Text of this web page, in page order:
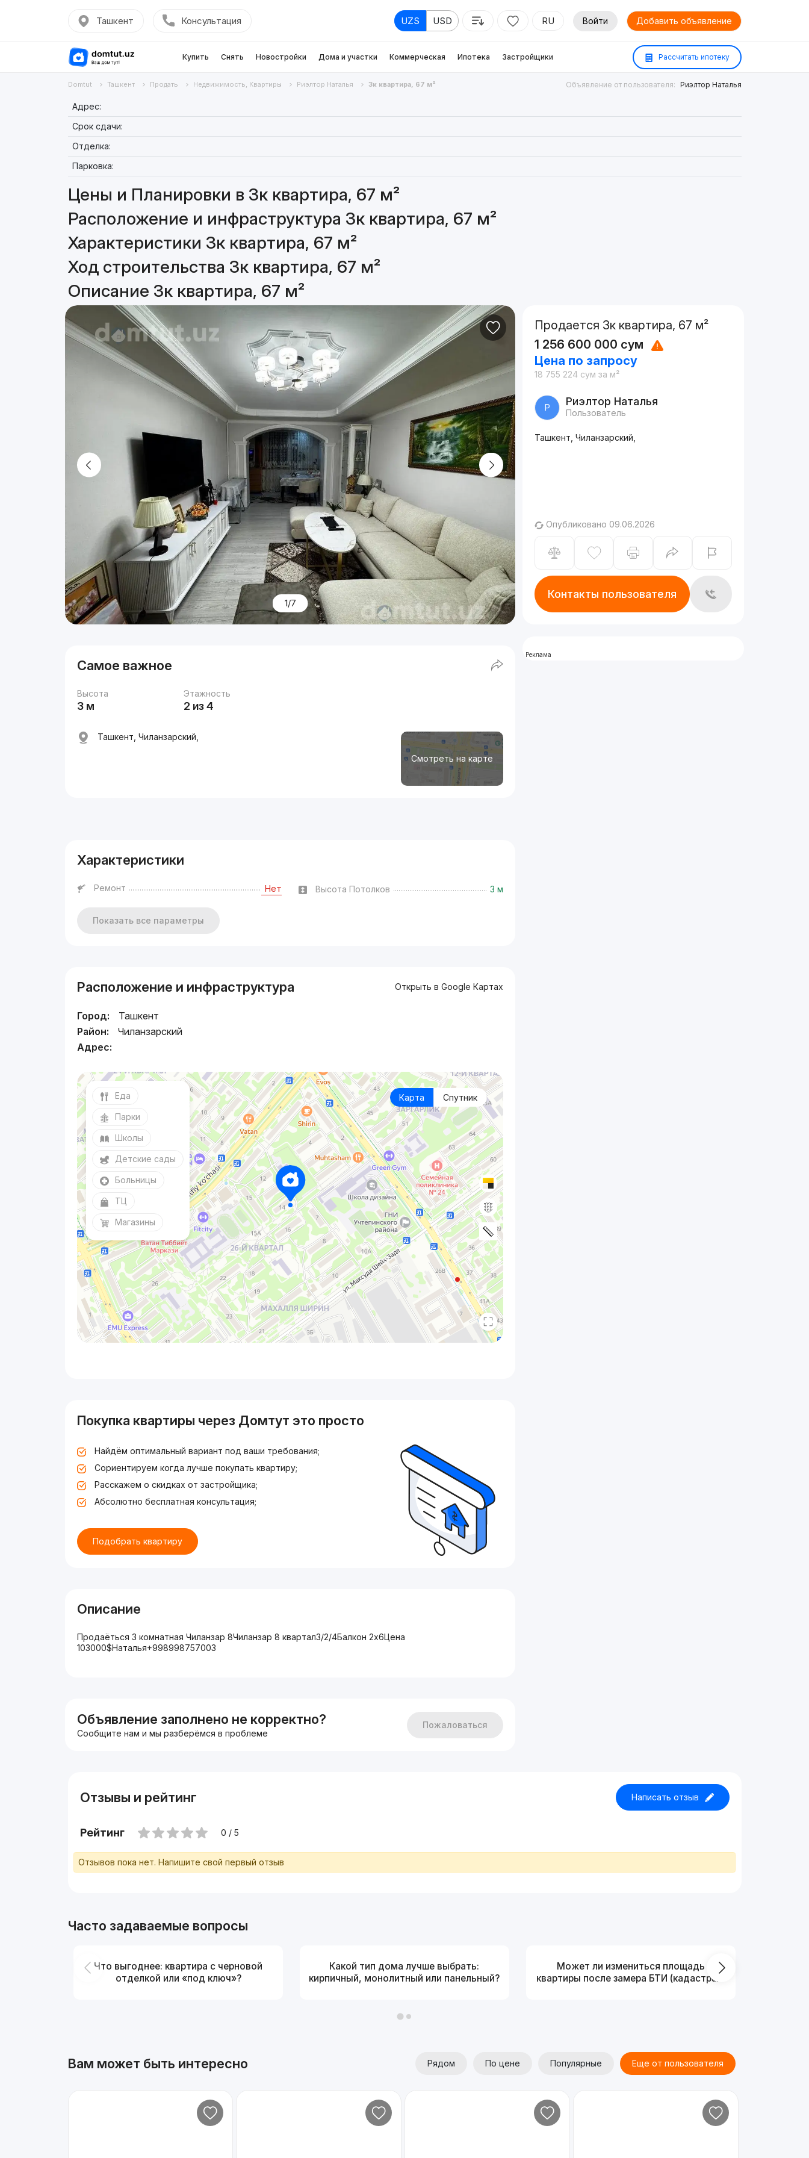
Ташкент Консультация UZS USD RU Войти Добавить объявление
Купить Снять Новостройки Дома и участки Коммерческая Ипотека Застройщики Рассчитать ипотеку
Domtut Ташкент Продать Недвижимость, Квартиры Риэлтор Наталья 3к квартира, 67 м² Объявление от пользователя: Риэлтор Наталья
Адрес:
Срок сдачи:
Отделка:
Парковка:
Цены и Планировки в 3к квартира, 67 м²
Расположение и инфраструктура 3к квартира, 67 м²
Характеристики 3к квартира, 67 м²
Ход строительства 3к квартира, 67 м²
Описание 3к квартира, 67 м²
1/7
Самое важное
Высота
3 м
Этажность
2 из 4
Смотреть на карте
Ташкент, Чиланзарский,
Характеристики
Ремонт Нет Высота Потолков 3 м
Показать все параметры
Расположение и инфраструктура Открыть в Google Картах
Город:
Ташкент
Район:
Чиланзарский
Адрес:
Карта Спутник
Еда
Парки
Школы
Детские сады
Больницы
ТЦ
Магазины
Покупка квартиры через Домтут это просто
Найдём оптимальный вариант под ваши требования;
Сориентируем когда лучше покупать квартиру;
Расскажем о скидках от застройщика;
Абсолютно бесплатная консультация;
Подобрать квартиру
Описание
Продаёться 3 комнатная Чиланзар 8Чиланзар 8 квартал3/2/4Балкон 2х6Цена
103000$Наталья+998998757003
Объявление заполнено не корректно?
Сообщите нам и мы разберёмся в проблеме
Пожаловаться
Продается 3к квартира, 67 м²
1 256 600 000 сум
Цена по запросу
18 755 224 сум за м²
Р Риэлтор Наталья
Пользователь
Ташкент, Чиланзарский,
Опубликовано 09.06.2026
Контакты пользователя
Реклама
Отзывы и рейтинг Написать отзыв
Рейтинг 0 / 5
Отзывов пока нет. Напишите свой первый отзыв
Часто задаваемые вопросы
Что выгоднее: квартира с черновой
отделкой или «под ключ»?
Какой тип дома лучше выбрать:
кирпичный, монолитный или панельный?
Может ли измениться площадь
квартиры после замера БТИ (кадастра)?
Вам может быть интересно Рядом По цене Популярные Еще от пользователя